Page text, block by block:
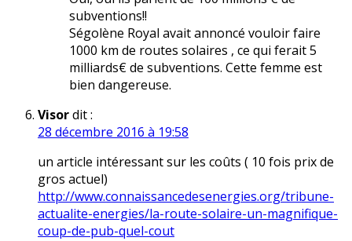
subventions!!
Ségolène Royal avait annoncé vouloir faire
1000 km de routes solaires , ce qui ferait 5
milliards€ de subventions. Cette femme est
bien dangereuse.
Visordit :
28 décembre 2016 à 19:58
un article intéressant sur les coûts ( 10 fois prix de
gros actuel)
http://www.connaissancedesenergies.org/tribune-
actualite-energies/la-route-solaire-un-magnifique-
coup-de-pub-quel-cout